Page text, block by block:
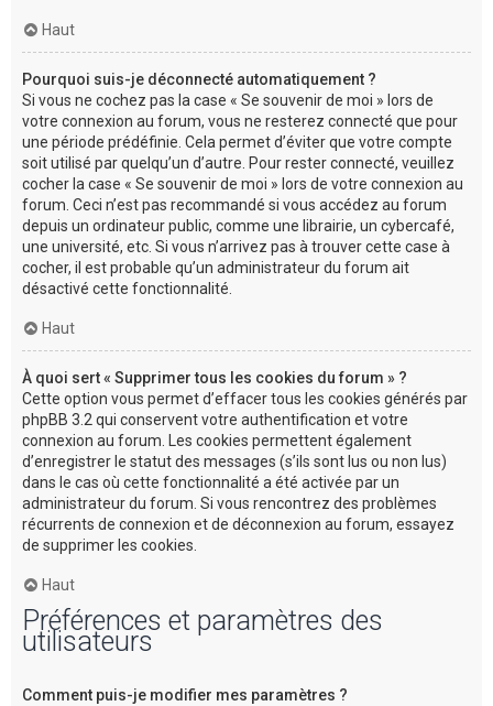
Haut
Pourquoi suis-je déconnecté automatiquement ?
Si vous ne cochez pas la case « Se souvenir de moi » lors de
votre connexion au forum, vous ne resterez connecté que pour
une période prédéfinie. Cela permet d’éviter que votre compte
soit utilisé par quelqu’un d’autre. Pour rester connecté, veuillez
cocher la case « Se souvenir de moi » lors de votre connexion au
forum. Ceci n’est pas recommandé si vous accédez au forum
depuis un ordinateur public, comme une librairie, un cybercafé,
une université, etc. Si vous n’arrivez pas à trouver cette case à
cocher, il est probable qu’un administrateur du forum ait
désactivé cette fonctionnalité.
Haut
À quoi sert « Supprimer tous les cookies du forum » ?
Cette option vous permet d’effacer tous les cookies générés par
phpBB 3.2 qui conservent votre authentification et votre
connexion au forum. Les cookies permettent également
d’enregistrer le statut des messages (s’ils sont lus ou non lus)
dans le cas où cette fonctionnalité a été activée par un
administrateur du forum. Si vous rencontrez des problèmes
récurrents de connexion et de déconnexion au forum, essayez
de supprimer les cookies.
Haut
Préférences et paramètres des
utilisateurs
Comment puis-je modifier mes paramètres ?